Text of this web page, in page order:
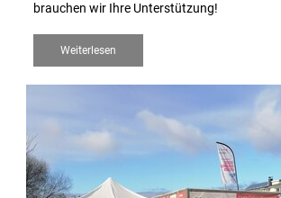
brauchen wir Ihre Unterstützung!
Weiterlesen